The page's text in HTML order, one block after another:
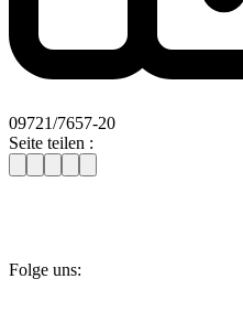
09721/7657-20
Seite teilen :
Folge uns: